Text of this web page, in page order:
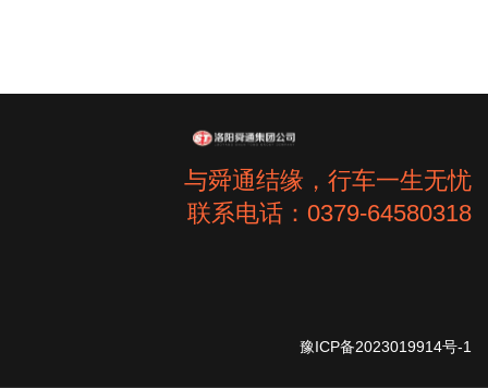
与舜通结缘，行车一生无忧
联系电话：0379-64580318
豫ICP备2023019914号-1